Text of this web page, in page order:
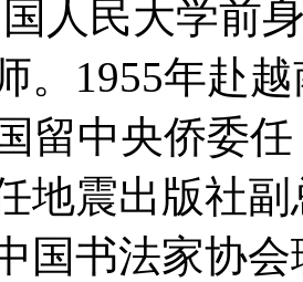
人民大学前
。1955年赴
留中央侨委
地震出版社
国书法家协